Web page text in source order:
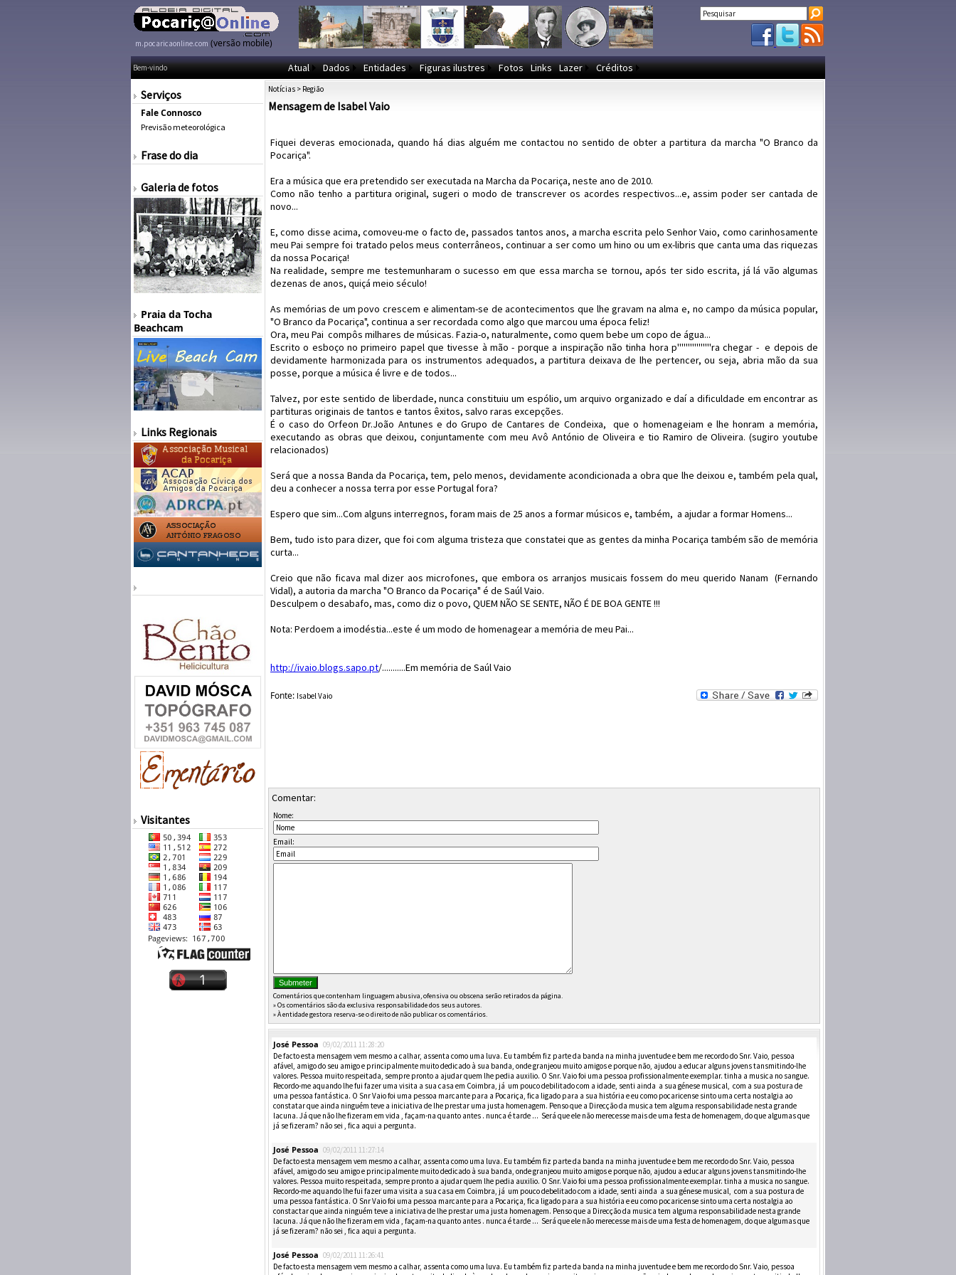
m.pocaricaonline.com (versão mobile)
Bem-vindo Atual Dados Entidades Figuras ilustres Fotos Links Lazer Créditos
Serviços
Fale Connosco
Previsão meteorológica
Frase do dia
Galeria de fotos
Praia da Tocha
Beachcam
Links Regionais
Visitantes
Notícias > Região
Mensagem de Isabel Vaio
Fiquei deveras emocionada, quando há dias alguém me contactou no sentido de obter a partitura da marcha "O Branco da
Pocariça".
Era a música que era pretendido ser executada na Marcha da Pocariça, neste ano de 2010.
Como não tenho a partitura original, sugeri o modo de transcrever os acordes respectivos...e, assim poder ser cantada de
novo...
E, como disse acima, comoveu-me o facto de, passados tantos anos, a marcha escrita pelo Senhor Vaio, como carinhosamente
meu Pai sempre foi tratado pelos meus conterrâneos, continuar a ser como um hino ou um ex-libris que canta uma das riquezas
da nossa Pocariça!
Na realidade, sempre me testemunharam o sucesso em que essa marcha se tornou, após ter sido escrita, já lá vão algumas
dezenas de anos, quiçá meio século!
As memórias de um povo crescem e alimentam-se de acontecimentos que lhe gravam na alma e, no campo da música popular,
"O Branco da Pocariça", continua a ser recordada como algo que marcou uma época feliz!
Ora, meu Pai compôs milhares de músicas. Fazia-o, naturalmente, como quem bebe um copo de água...
Escrito o esboço no primeiro papel que tivesse à mão - porque a inspiração não tinha hora p''''''''''''''''ra chegar - e depois de
devidamente harmonizada para os instrumentos adequados, a partitura deixava de lhe pertencer, ou seja, abria mão da sua
posse, porque a música é livre e de todos...
Talvez, por este sentido de liberdade, nunca constituiu um espólio, um arquivo organizado e daí a dificuldade em encontrar as
partituras originais de tantos e tantos êxitos, salvo raras excepções.
É o caso do Orfeon Dr.João Antunes e do Grupo de Cantares de Condeixa, que o homenageiam e lhe honram a memória,
executando as obras que deixou, conjuntamente com meu Avô António de Oliveira e tio Ramiro de Oliveira. (sugiro youtube
relacionados)
Será que a nossa Banda da Pocariça, tem, pelo menos, devidamente acondicionada a obra que lhe deixou e, também pela qual,
deu a conhecer a nossa terra por esse Portugal fora?
Espero que sim...Com alguns interregnos, foram mais de 25 anos a formar músicos e, também, a ajudar a formar Homens...
Bem, tudo isto para dizer, que foi com alguma tristeza que constatei que as gentes da minha Pocariça também são de memória
curta...
Creio que não ficava mal dizer aos microfones, que embora os arranjos musicais fossem do meu querido Nanam (Fernando
Vidal), a autoria da marcha "O Branco da Pocariça" é de Saúl Vaio.
Desculpem o desabafo, mas, como diz o povo, QUEM NÃO SE SENTE, NÃO É DE BOA GENTE !!!
Nota: Perdoem a imodéstia...este é um modo de homenagear a memória de meu Pai...
http://ivaio.blogs.sapo.pt/...........Em memória de Saúl Vaio
Fonte: Isabel Vaio
Comentar:
Nome:
Email:
Comentários que contenham linguagem abusiva, ofensiva ou obscena serão retirados da página.
» Os comentários são da exclusiva responsabilidade dos seus autores.
» À entidade gestora reserva-se o direito de não publicar os comentários.
José Pessoa 09/02/2011 11:28:20
De facto esta mensagem vem mesmo a calhar, assenta como uma luva. Eu também fiz parte da banda na minha juventude e bem me recordo do Snr. Vaio, pessoa
afável, amigo do seu amigo e principalmente muito dedicado à sua banda, onde granjeou muito amigos e porque não, ajudou a educar alguns jovens tansmitindo-lhe
valores. Pessoa muito respeitada, sempre pronto a ajudar quem lhe pedia auxilio. O Snr. Vaio foi uma pessoa profissionalmente exemplar. tinha a musica no sangue.
Recordo-me aquando lhe fui fazer uma visita a sua casa em Coimbra, já um pouco debilitado com a idade, senti ainda a sua génese musical, com a sua postura de
uma pessoa fantástica. O Snr Vaio foi uma pessoa marcante para a Pocariça, fica ligado para a sua história e eu como pocaricense sinto uma certa nostalgia ao
constatar que ainda ninguém teve a iniciativa de lhe prestar uma justa homenagem. Penso que a Direcção da musica tem alguma responsabilidade nesta grande
lacuna. Já que não lhe fizeram em vida , façam-na quanto antes . nunca é tarde ... Será que ele não merecesse mais de uma festa de homenagem, do que algumas que
já se fizeram? não sei , fica aqui a pergunta.
José Pessoa 09/02/2011 11:27:14
De facto esta mensagem vem mesmo a calhar, assenta como uma luva. Eu também fiz parte da banda na minha juventude e bem me recordo do Snr. Vaio, pessoa
afável, amigo do seu amigo e principalmente muito dedicado à sua banda, onde granjeou muito amigos e porque não, ajudou a educar alguns jovens tansmitindo-lhe
valores. Pessoa muito respeitada, sempre pronto a ajudar quem lhe pedia auxilio. O Snr. Vaio foi uma pessoa profissionalmente exemplar. tinha a musica no sangue.
Recordo-me aquando lhe fui fazer uma visita a sua casa em Coimbra, já um pouco debelitado com a idade, senti ainda a sua génese musical, com a sua postura de
uma pessoa fantástica. O Snr Vaio foi uma pessoa marcante para a Pocariça, fica ligado para a sua história e eu como pocaricense sinto uma certa nostalgia ao
constactar que ainda ninguém teve a iniciativa de lhe prestar uma justa homenagem. Penso que a Direcção da musica tem alguma responsabilidade nesta grande
lacuna. Já que não lhe fizeram em vida , façam-na quanto antes . nunca é tarde ... Será que ele não merecesse mais de uma festa de homenagem, do que algumas que
já se fizeram? não sei , fica aqui a pergunta.
José Pessoa 09/02/2011 11:26:41
De facto esta mensagem vem mesmo a calhar, assenta como uma luva. Eu também fiz parte da banda na minha juventude e bem me recordo do Snr. Vaio, pessoa